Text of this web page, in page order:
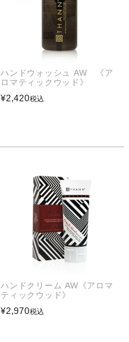
ハンドウォッシュ AW 《ア
ロマティックウッド》
¥2,420税込
ハンドクリーム AW《アロマ
ティックウッド》
¥2,970税込